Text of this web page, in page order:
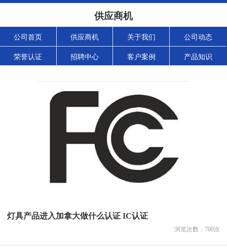
供应商机
公司首页 供应商机 关于我们 公司动态
荣誉认证 招聘中心 客户案例 产品知识
灯具产品进入加拿大做什么认证 IC认证
浏览次数： 700次